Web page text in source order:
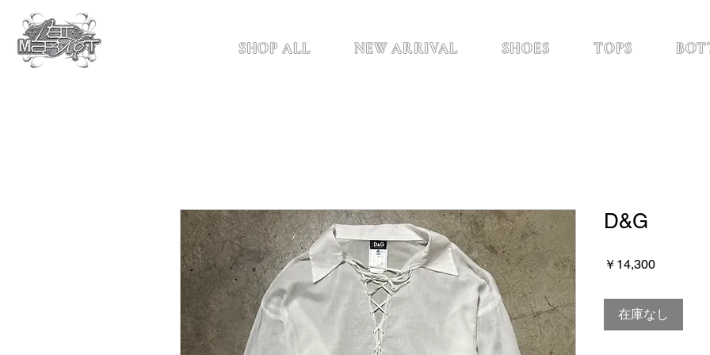
SHOP ALL NEW ARRIVAL SHOES TOPS
D&G
￥14,300価
在庫なし